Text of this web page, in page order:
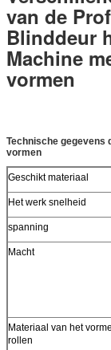
van de
Blinddeur
Machine
vormen
Technische gegevens
vormen
Geschikt materiaal
Het werk snelheid
spanning
Macht
Materiaal van het
rollen